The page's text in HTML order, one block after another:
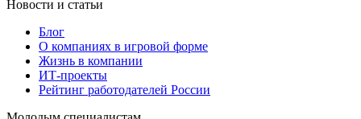
Новости и статьи
Блог
О компаниях в игровой форме
Жизнь в компании
ИТ-проекты
Рейтинг работодателей России